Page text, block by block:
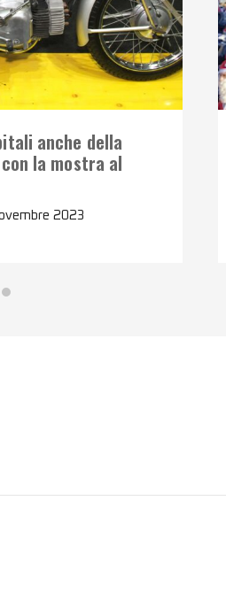
anche della
la mostra al
2023